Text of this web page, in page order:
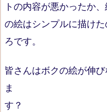
トの内容が悪かったか
の絵はシンプルに描け
ろです。
皆さんはボクの絵が伸
ま